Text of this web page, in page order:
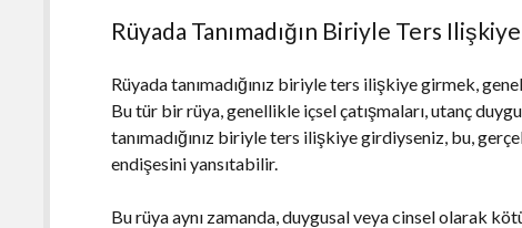
Rüyada Tanımadığın Biriyle Ters
Rüyada tanımadığınız biriyle ters ilişkiye girmek,
Bu tür bir rüya, genellikle içsel çatışmaları, utanç
tanımadığınız biriyle ters ilişkiye girdiyseniz, bu,
endişesini yansıtabilir.
Bu rüya aynı zamanda, duygusal veya cinsel olarak